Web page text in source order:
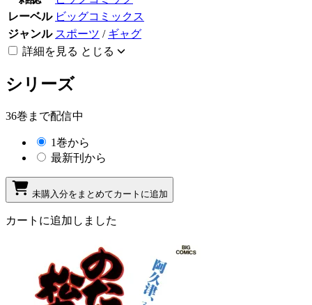
レーベル ビッグコミックス
ジャンル スポーツ / ギャグ
詳細を見る とじる
シリーズ
36巻まで配信中
1巻から
最新刊から
未購入分をまとめてカートに追加
カートに追加しました